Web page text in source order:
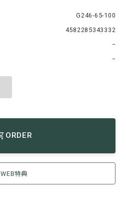
G246-65-100
4582285343332
−
−
ORDER
WEB特典